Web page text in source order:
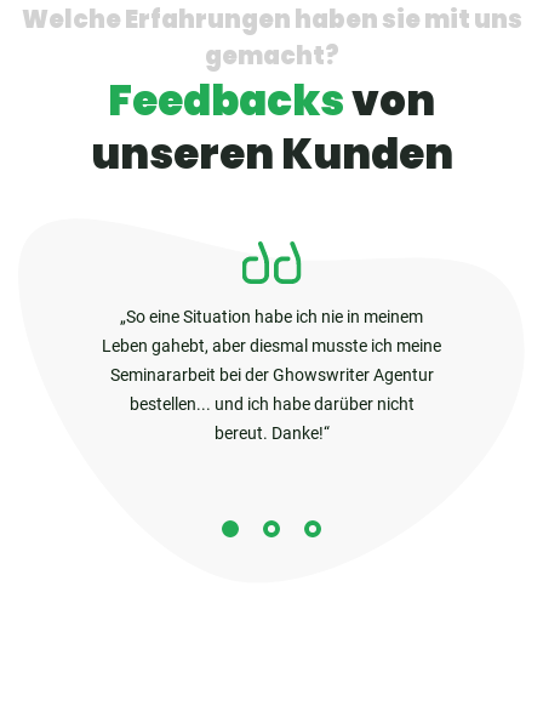
Welche Erfahrungen haben sie mit uns
gemacht?
Feedbacksvon
unseren Kunden
So eine Situation habe ich nie in meinem
Leben gahebt, aber diesmal musste ich meine
Seminararbeit bei der Ghowswriter Agentur
bestellen... und ich habe darüber nicht
bereut. Danke!